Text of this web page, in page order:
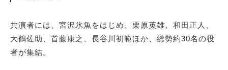
共演者には、宮沢氷魚をはじめ、栗原英雄、和田正人、
大鶴佐助、首藤康之、長谷川初範ほか、総勢約30名の役
者が集結。
CAR&BIKE
LIFESTYLE